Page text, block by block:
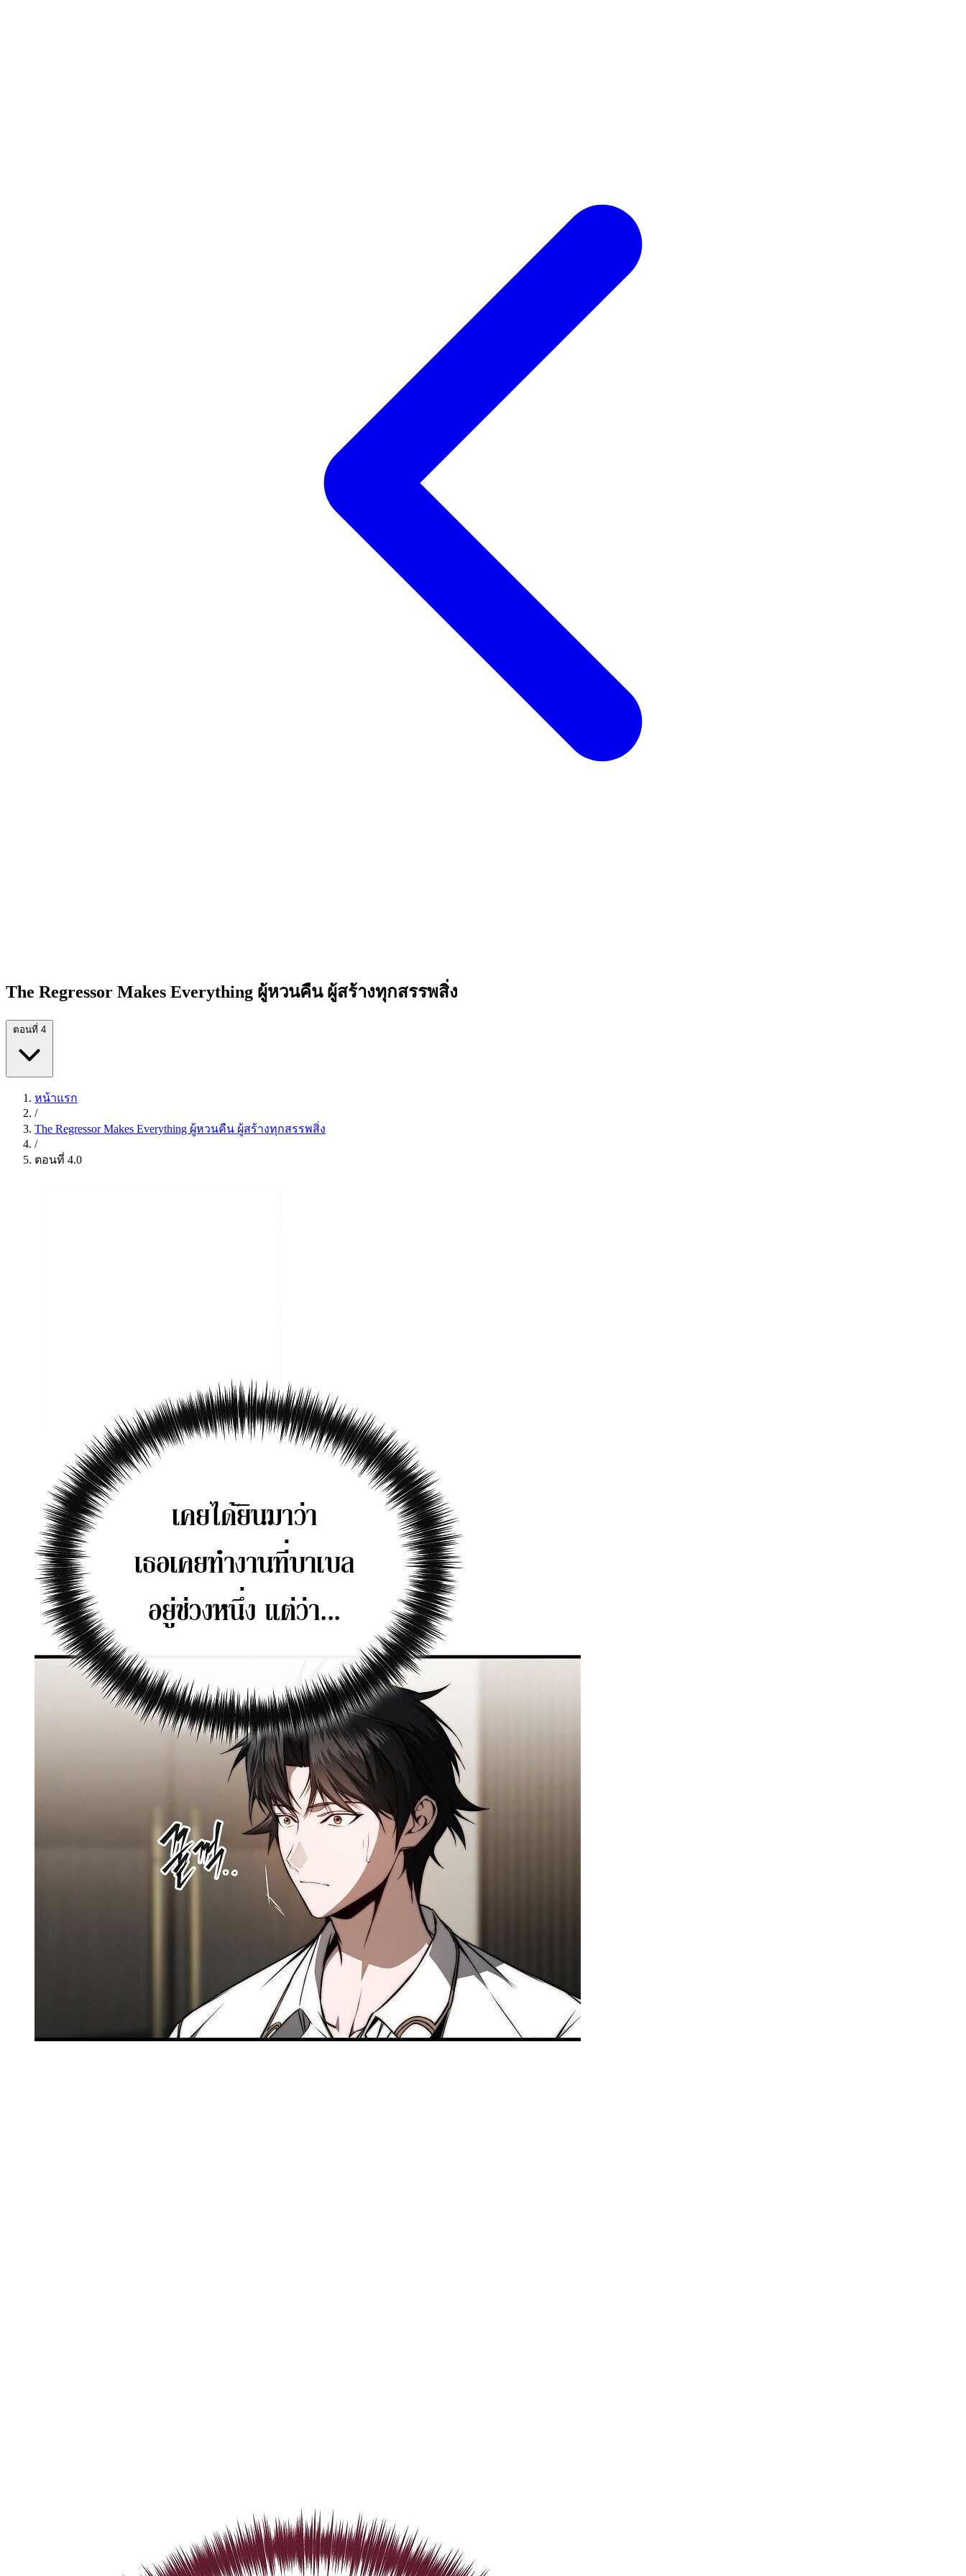
The Regressor Makes Everything ผู้หวนคืน ผู้สร้างทุกสรรพสิ่ง
ตอนที่ 4
หน้าแรก
/
The Regressor Makes Everything ผู้หวนคืน ผู้สร้างทุกสรรพสิ่ง
/
ตอนที่ 4.0